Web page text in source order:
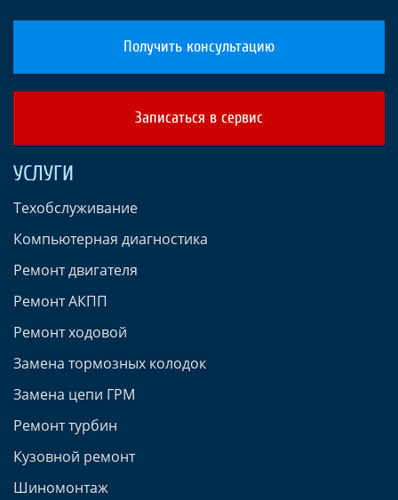
Получить консультацию
Записаться в сервис
УСЛУГИ
Техобслуживание
Компьютерная диагностика
Ремонт двигателя
Ремонт АКПП
Ремонт ходовой
Замена тормозных колодок
Замена цепи ГРМ
Ремонт турбин
Кузовной ремонт
Шиномонтаж